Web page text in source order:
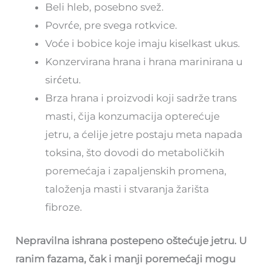
Beli hleb, posebno svež.
Povrće, pre svega rotkvice.
Voće i bobice koje imaju kiselkast ukus.
Konzervirana hrana i hrana marinirana u
sirćetu.
Brza hrana i proizvodi koji sadrže trans
masti, čija konzumacija opterećuje
jetru, a ćelije jetre postaju meta napada
toksina, što dovodi do metaboličkih
poremećaja i zapaljenskih promena,
taloženja masti i stvaranja žarišta
fibroze.
Nepravilna ishrana postepeno oštećuje jetru. U
ranim fazama, čak i manji poremećaji mogu